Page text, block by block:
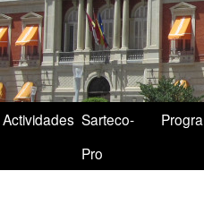
Actividades Sarteco-
Pro